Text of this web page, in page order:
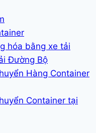
hóa bằng xe tải
Đường Bộ
Hàng Container
Container tại